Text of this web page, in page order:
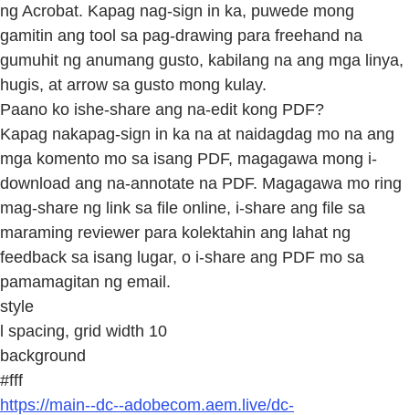
ng Acrobat. Kapag nag-sign in ka, puwede mong
gamitin ang tool sa pag-drawing para freehand na
gumuhit ng anumang gusto, kabilang na ang mga linya,
hugis, at arrow sa gusto mong kulay.
Paano ko ishe-share ang na-edit kong PDF?
Kapag nakapag-sign in ka na at naidagdag mo na ang
mga komento mo sa isang PDF, magagawa mong i-
download ang na-annotate na PDF. Magagawa mo ring
mag-share ng link sa file online, i-share ang file sa
maraming reviewer para kolektahin ang lahat ng
feedback sa isang lugar, o i-share ang PDF mo sa
pamamagitan ng email.
style
l spacing, grid width 10
background
#fff
https://main--dc--adobecom.aem.live/dc-